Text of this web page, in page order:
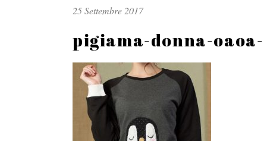
25 Settembre 2017
pigiama-donna-